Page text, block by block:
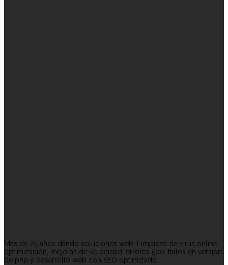
Más de 25 años dando soluciones web. Limpieza de virus online,
optimización, mejoras de velocidad, errores 500, fallos en versión
de php y desarrollo web con SEO optimizado.